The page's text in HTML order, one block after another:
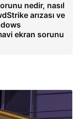
nedir, nasıl
arızası ve
ekran sorunu